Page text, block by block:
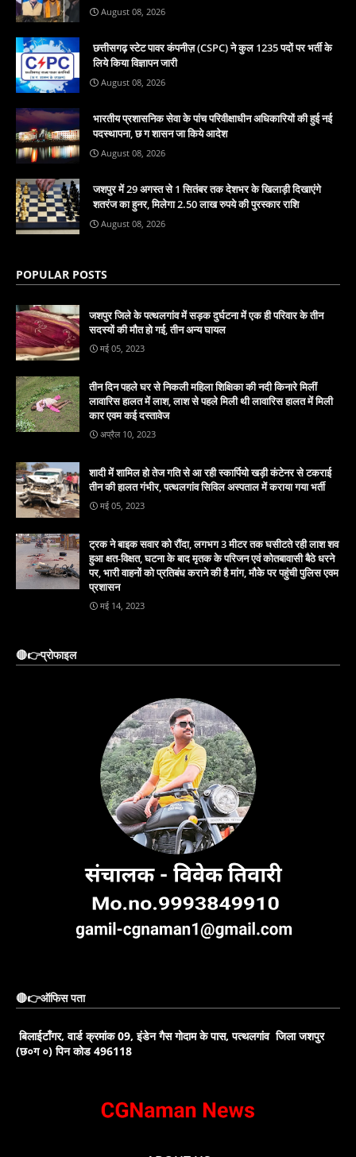
August 08, 2026
छत्तीसगढ़ स्टेट पावर कंपनीज़ (CSPC) ने कुल 1235 पदों पर भर्ती के
लिये किया विज्ञापन जारी
August 08, 2026
भारतीय प्रशासनिक सेवा के पांच परिवीक्षाधीन अधिकारियों की हुई नई
पदस्थापना, छ ग शासन जा किये आदेश
August 08, 2026
जशपुर में 29 अगस्त से 1 सितंबर तक देशभर के खिलाड़ी दिखाएंगे
शतरंज का हुनर, मिलेगा 2.50 लाख रुपये की पुरस्कार राशि
August 08, 2026
POPULAR POSTS
जशपुर जिले के पत्थलगांव में सड़क दुर्घटना में एक ही परिवार के तीन
सदस्यों की मौत हो गई, तीन अन्य घायल
मई 05, 2023
तीन दिन पहले घर से निकली महिला शिक्षिका की नदी किनारे मिलीं
लावारिस हालत में लाश, लाश से पहले मिली थी लावारिस हालत में मिली
कार एवम कई दस्तावेज
अप्रैल 10, 2023
शादी में शामिल हो तेज गति से आ रही स्कार्पियो खड़ी कंटेनर से टकराई
तीन की हालत गंभीर, पत्थलगांव सिविल अस्पताल में कराया गया भर्ती
मई 05, 2023
ट्रक ने बाइक सवार को रौंदा, लगभग 3 मीटर तक घसीटते रही लाश शव
हुआ क्षत-विक्षत, घटना के बाद मृतक के परिजन एवं कोतबावासी बैठे धरने
पर, भारी वाहनों को प्रतिबंध कराने की है मांग, मौके पर पहुंची पुलिस एवम
प्रशासन
मई 14, 2023
🔴👉प्रोफाइल
🔴👉ऑफिस पता
बिलाईटाँगर, वार्ड क्रमांक 09, इंडेन गैस गोदाम के पास, पत्थलगांव जिला जशपुर
(छ०ग ०) पिन कोड 496118